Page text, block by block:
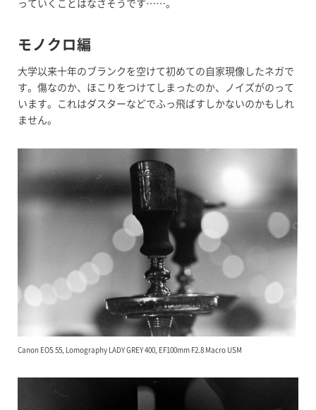
っていくことはなさそうです……。
モノクロ編
大学以来十年のブランクを空けて初めての自家現像したネガで
す。傷なのか、ほこりをつけてしまったのか、ノイズがのって
います。これはダスターなどでふっ飛ばすしかないのかもしれ
ません。
Canon EOS 55, Lomography LADY GREY 400, EF100mm F2.8 Macro USM